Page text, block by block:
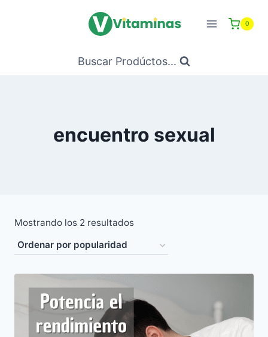
0
Buscar Prodúctos...
encuentro sexual
Mostrando los 2 resultadosOrdenado
popularidad